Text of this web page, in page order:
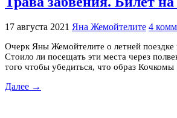
17 августа 2021 Яна Жемойтелите 4
Очерк Яны Жемойтелите о летней поездке
Стоило ли посещать эти места через
того чтобы убедиться, что образ
Далее →